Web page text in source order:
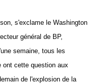
s'exclame le Washington
général de BP,
semaine, tous les
ont cette question aux
de l'explosion de la